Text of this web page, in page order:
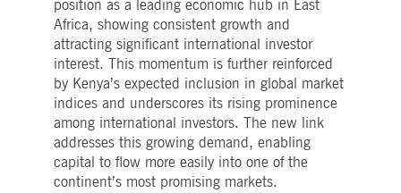
position as a leading economic hub in East
Africa, showing consistent growth and
attracting significant international investor
interest. This momentum is further reinforced
by Kenya’s expected inclusion in global market
indices and underscores its rising prominence
among international investors. The new link
addresses this growing demand, enabling
capital to flow more easily into one of the
continent’s most promising markets.
aufrechtzuerhalten.
www.deutsche-
boerse.com
Sitzung
Application Gateway
verwendet, um eine
Sitzung
Amazon.com Inc.
broadcaster.walls.io
1
Woche
Für die weitere
Unterstützung der
Klebrigkeit mit CORS-
dem Chromium-Update
erstellen wir zusätzliche
Klebrigkeits-Cookies für